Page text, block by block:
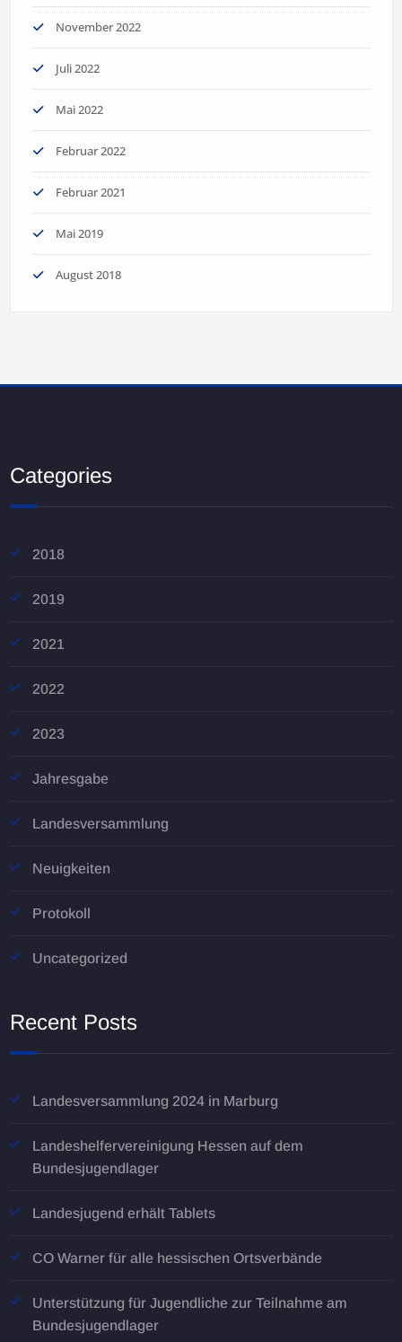
November 2022
Juli 2022
Mai 2022
Februar 2022
Februar 2021
Mai 2019
August 2018
Categories
2018
2019
2021
2022
2023
Jahresgabe
Landesversammlung
Neuigkeiten
Protokoll
Uncategorized
Recent Posts
Landesversammlung 2024 in Marburg
Landeshelfervereinigung Hessen auf dem
Bundesjugendlager
Landesjugend erhält Tablets
CO Warner für alle hessischen Ortsverbände
Unterstützung für Jugendliche zur Teilnahme am
Bundesjugendlager